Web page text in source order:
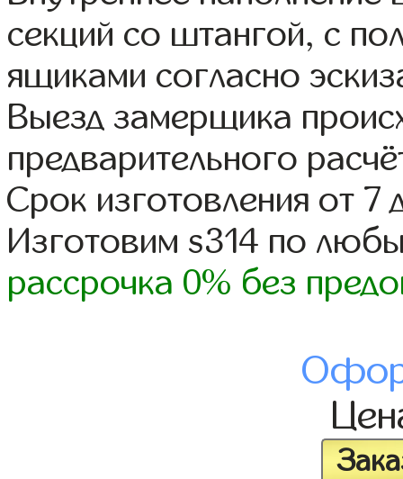
секций со штангой, с
ящиками согласно
Выезд замерщика
предварительного
Срок изготовления от 7
Изготовим s314 по
рассрочка 0% без